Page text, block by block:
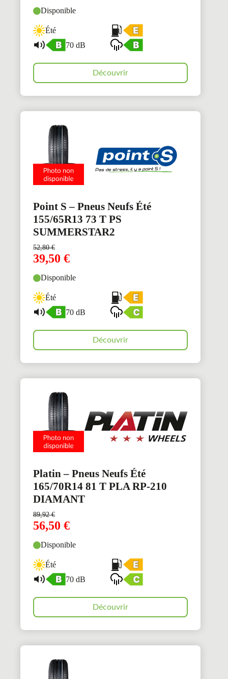
Disponible
Été
70 dB
Découvrir
Point S – Pneus Neufs Été
155/65R13 73 T PS
SUMMERSTAR2
52,80€
39,50 €
Disponible
Été
70 dB
Découvrir
Platin – Pneus Neufs Été
165/70R14 81 T PLA RP-210
DIAMANT
89,92€
56,50 €
Disponible
Été
70 dB
Découvrir